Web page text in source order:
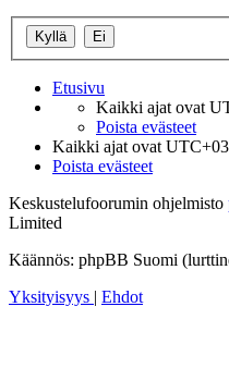
Etusivu
Kaikki ajat ovat
Poista evästeet
Kaikki ajat ovat
Poista evästeet
Keskustelufoorumin ohjelmisto
Limited
Käännös: phpBB Suomi
Yksityisyys | Ehdot